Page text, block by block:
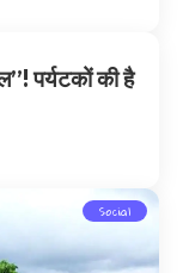
पर्यटकों की है
Social